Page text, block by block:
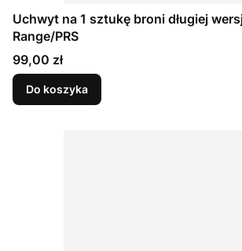
Uchwyt na 1 sztukę broni długiej
Range/PRS
Cena
99,00 zł
Do koszyka